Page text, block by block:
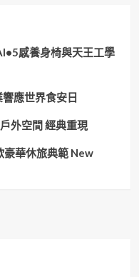
感養身椅與天王工學
應世界食安日
外空間 經典重現
豪華休旅典範 New